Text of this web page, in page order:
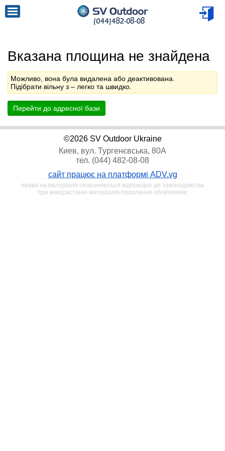
Вказана площина не знайдена
Можливо, вона була видалена або деактивована.
Підібрати вільну з – легко та швидко.
Перейти до адресної бази
©2026 SV Outdoor Ukraine
Киев, вул. Тургенєвська, 80А
тел. (044) 482-08-08
сайт працює на платформі ADV.vg
права на матеріали охороняються відповідно до законодавства
при використанні матеріалів посилання обов'язкове